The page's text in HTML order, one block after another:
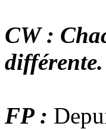
CW :
FP :